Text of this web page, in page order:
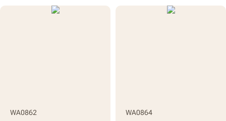
WA0862 WA0864